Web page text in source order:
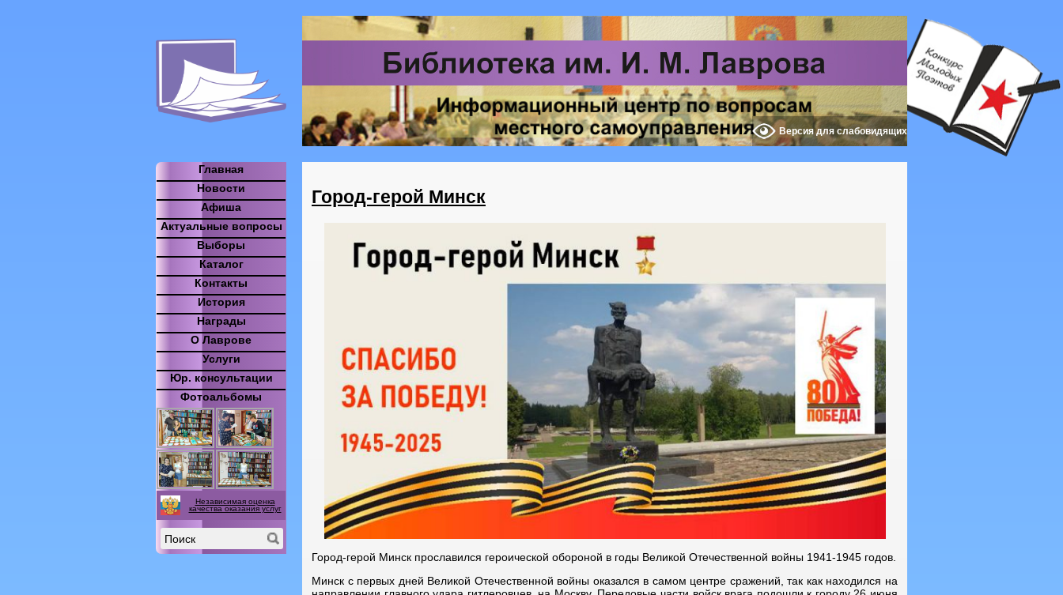
Версия для слабовидящих
Город-герой Минск
Город-герой Минск прославился героической обороной в годы Великой Отечественной войны 1941-1945 годов.
Минск с первых дней Великой Отечественной войны оказался в самом центре сражений, так как находился на
Главная
Новости
Афиша
Актуальные вопросы
Выборы
Каталог
Контакты
История
Награды
О Лаврове
Услуги
Юр. консультации
Фотоальбомы
Независимая оценка
качества оказания услуг